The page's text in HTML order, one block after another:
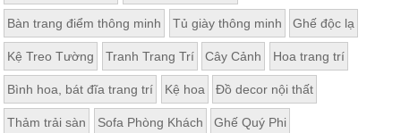
Bàn trang điểm thông minh Tủ giày thông minh Ghế độc lạ
Kệ Treo Tường Tranh Trang Trí Cây Cảnh Hoa trang trí
Bình hoa, bát đĩa trang trí Kệ hoa Đồ decor nội thất
Thảm trải sàn Sofa Phòng Khách Ghế Quý Phi